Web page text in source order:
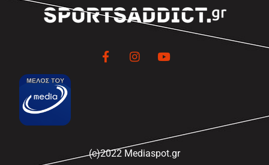
(c)2022 Mediaspot.gr